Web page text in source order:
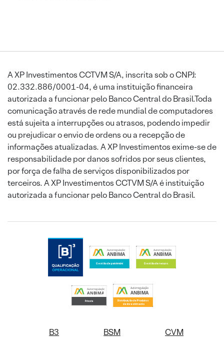
A XP Investimentos CCTVM S/A, inscrita sob o CNPJ:
02.332.886/0001-04, é uma instituição financeira
autorizada a funcionar pelo Banco Central do Brasil.Toda
comunicação através de rede mundial de computadores
está sujeita a interrupções ou atrasos, podendo impedir
ou prejudicar o envio de ordens ou a recepção de
informações atualizadas. A XP Investimentos exime-se de
responsabilidade por danos sofridos por seus clientes,
por força de falha de serviços disponibilizados por
terceiros. A XP Investimentos CCTVM S/A é instituição
autorizada a funcionar pelo Banco Central do Brasil.
B3 BSM CVM